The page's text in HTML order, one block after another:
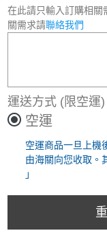
在此請只輸入訂購相關
關需求請聯絡我們
運送方式 (限空運)
空運
空運商品一旦上機
由海關向您收取。
」